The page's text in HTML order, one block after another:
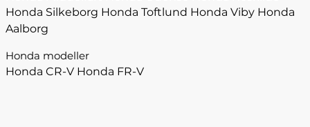
Honda Silkeborg Honda Toftlund Honda Viby Honda
Aalborg
Honda modeller
Honda CR-V Honda FR-V